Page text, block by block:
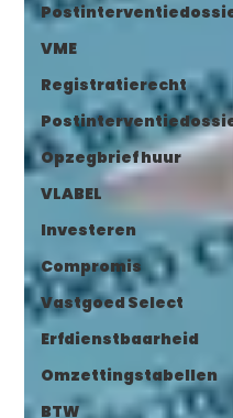
VME
Registratierecht
Opzegbrief huur
VLABEL
Investeren
Compromis
Vastgoed Select
Erfdienstbaarheid
Omzettingstabellen
BTW